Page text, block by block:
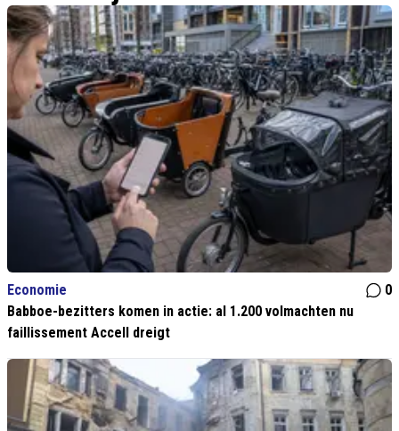
Economie
0
Babboe-bezitters komen in actie: al 1.200 volmachten nu
faillissement Accell dreigt